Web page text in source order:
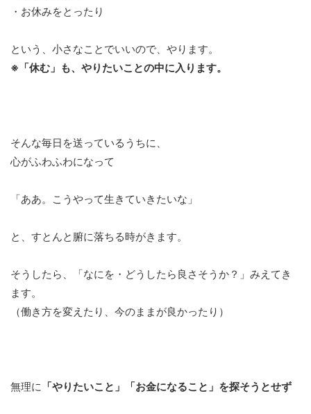
・お休みをとったり
という、小さなことでいいので、やります。
※「休む」も、やりたいことの中に入ります。
そんな毎日を送っているうちに、
心がふわふわになって
「ああ。こうやって生きていきたいな」
と、すとんと腑に落ちる時がきます。
そうしたら、「なにを・どうしたら良さそうか？」みえてき
ます。
（働き方を変えたり、今のままが良かったり）
無理に 「やりたいこと」「お金になること」を探そうとせず